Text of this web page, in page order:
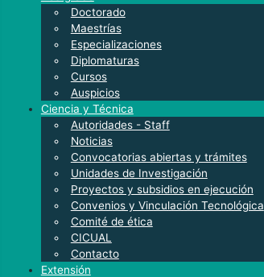
Doctorado
Maestrías
Especializaciones
Diplomaturas
Cursos
Auspicios
Ciencia y Técnica
Autoridades - Staff
Noticias
Convocatorias abiertas y trámites
Unidades de Investigación
Proyectos y subsidios en ejecución
Convenios y Vinculación Tecnológica
Comité de ética
CICUAL
Contacto
Extensión